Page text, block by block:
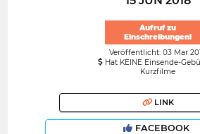
Aufruf zu
Einschreibungen!
Veröffentlicht: 03 Mar
Hat KEINE Einsende-
Kurzfilme
LINK
FACEBOOK